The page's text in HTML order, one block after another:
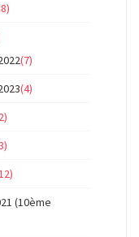
(7)
(4)
(10ème